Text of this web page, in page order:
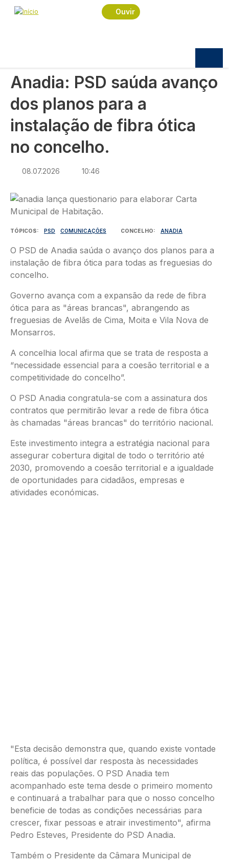
Passar para o conteúdo principal
Ouvir
Navegação estrutural
Início
Política
Anadia: PSD saúda avanço dos planos para a
Anadia: PSD saúda avanço
dos planos para a
instalação de fibra ótica
no concelho.
08.07.2026 10:46
Imagem
TÓPICOS PSD COMUNICAÇÕES CONCELHO ANADIA
O PSD de Anadia saúda o avanço dos planos para a
instalação de fibra ótica para todas as freguesias do
concelho.
Governo avança com a expansão da rede de fibra
ótica para as "áreas brancas", abrangendo as
freguesias de Avelãs de Cima, Moita e Vila Nova de
Monsarros.
A concelhia local afirma que se trata de resposta a
“necessidade essencial para a coesão territorial e a
competitividade do concelho”.
O PSD Anadia congratula-se com a assinatura dos
contratos que permitirão levar a rede de fibra ótica
às chamadas "áreas brancas" do território nacional.
Este investimento integra a estratégia nacional para
assegurar cobertura digital de todo o território até
2030, promovendo a coesão territorial e a igualdade
de oportunidades para cidadãos, empresas e
atividades económicas.
"Esta decisão demonstra que, quando existe vontade
política, é possível dar resposta às necessidades
reais das populações. O PSD Anadia tem
acompanhado este tema desde o primeiro momento
e continuará a trabalhar para que o nosso concelho
beneficie de todas as condições necessárias para
crescer, fixar pessoas e atrair investimento", afirma
Pedro Esteves, Presidente do PSD Anadia.
Também o Presidente da Câmara Municipal de